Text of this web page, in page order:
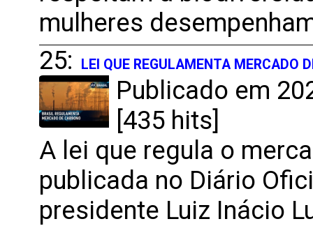
mulheres
25:
LEI QUE REGULAMENTA MERCADO
Publicado em
[435 hits]
A lei que regula o
publicada no Diário
presidente Luiz Inácio